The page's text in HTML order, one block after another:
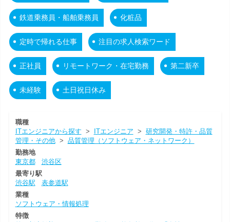
鉄道乗務員・船舶乗務員 化粧品
定時で帰れる仕事 注目の求人検索ワード
正社員 リモートワーク・在宅勤務 第二新卒
未経験 土日祝日休み
職種
ITエンジニアから探す > ITエンジニア > 研究開発・特許・品質
管理・その他> 品質管理（ソフトウェア・ネットワーク）
勤務地
東京都
渋谷区
最寄り駅
渋谷駅
表参道駅
業種
ソフトウェア・情報処理
特徴